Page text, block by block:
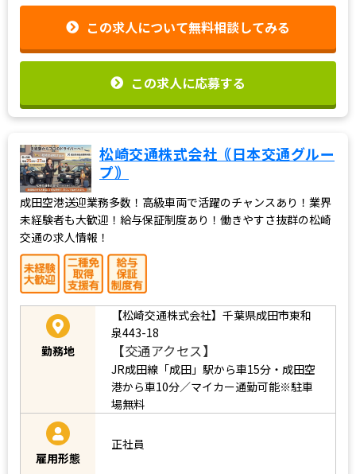
この求人について無料相談してみる
この求人に応募する
松崎交通株式会社｟日本交通グルー
プ｠
成田空港送迎業務多数！高級車両で活躍のチャンスあり！業界
未経験者も大歓迎！給与保証制度あり！働きやすさ抜群の松崎
交通の求人情報！
勤務地
【松崎交通株式会社】千葉県成田市東和
泉443-18
【交通アクセス】
JR成田線「成田」駅から車15分・成田空
港から車10分／マイカー通勤可能※駐車
場無料
雇用形態
正社員